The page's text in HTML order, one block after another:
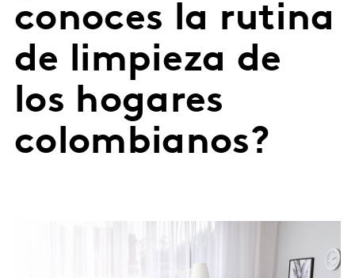
conoces la rutina
de limpieza de
los hogares
colombianos?